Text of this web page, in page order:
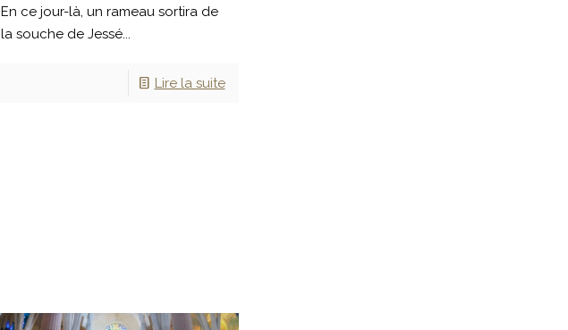
En ce jour-là, un rameau sortira de
la souche de Jessé...
Lire la suite